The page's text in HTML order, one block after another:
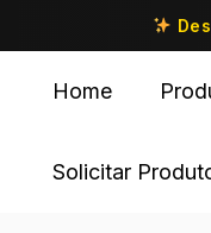
Home
Solicitar